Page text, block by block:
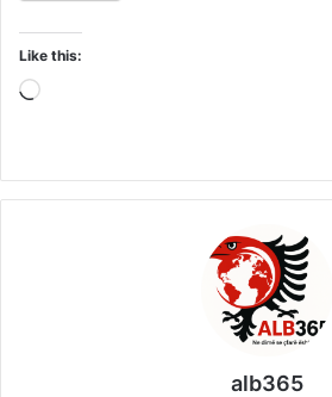
Like this:
Loading…
alb365